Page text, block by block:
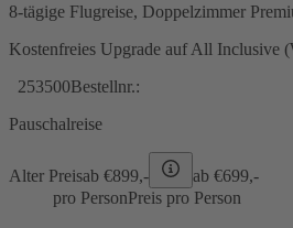
8-tägige Flugreise, Doppelzimmer
Kostenfreies Upgrade auf All Inclusive
253500Bestellnr.:
Pauschalreise
Alter Preisab €899,- ab €699,-
pro PersonPreis pro Person